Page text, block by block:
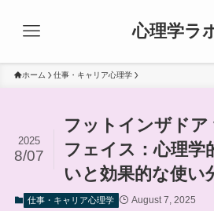
心理学ラ
ホーム 仕事・キャリア心理学
フットインザド
フェイス：心理学
いと効果的な使い
2025
8/07
仕事・キャリア心理学 August 7, 2025